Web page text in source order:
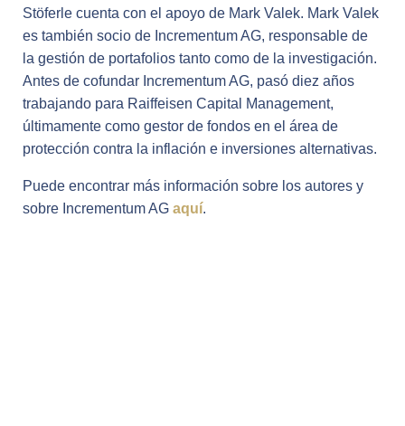
Stöferle cuenta con el apoyo de Mark Valek. Mark Valek
es también socio de Incrementum AG, responsable de
la gestión de portafolios tanto como de la investigación.
Antes de cofundar Incrementum AG, pasó diez años
trabajando para Raiffeisen Capital Management,
últimamente como gestor de fondos en el área de
protección contra la inflación e inversiones alternativas.
Puede encontrar más información sobre los autores y
sobre Incrementum AG aquí.